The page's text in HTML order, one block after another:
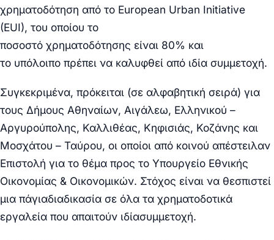
χρηματοδότηση από το European Urban Initiative
(EUI), του οποίου το
ποσοστό χρηματοδότησης είναι 80% και
το υπόλοιπο πρέπει να καλυφθεί από ιδία συμμετοχή.
Συγκεκριμένα, πρόκειται (σε αλφαβητική σειρά) για
τους Δήμους Αθηναίων, Αιγάλεω, Ελληνικού –
Αργυρούπολης, Καλλιθέας, Κηφισιάς, Κοζάνης και
Μοσχάτου – Ταύρου, οι οποίοι από κοινού απέστειλαν
Επιστολή για το θέμα προς το Υπουργείο Εθνικής
Οικονομίας & Οικονομικών. Στόχος είναι να θεσπιστεί
μια πάγιαδιαδικασία σε όλα τα χρηματοδοτικά
εργαλεία που απαιτούν ιδίασυμμετοχή.